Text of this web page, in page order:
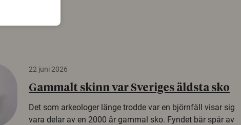
22 juni 2026
Gammalt skinn var Sveriges äldsta sko
Det som arkeologer länge trodde var en björnfäll visar sig
vara delar av en 2000 år gammal sko. Fyndet bär spår av